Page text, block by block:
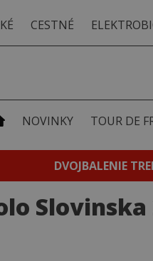
CESTNÉ
NOVINKY TOUR DE
DVOJBALENIE
Slovinska